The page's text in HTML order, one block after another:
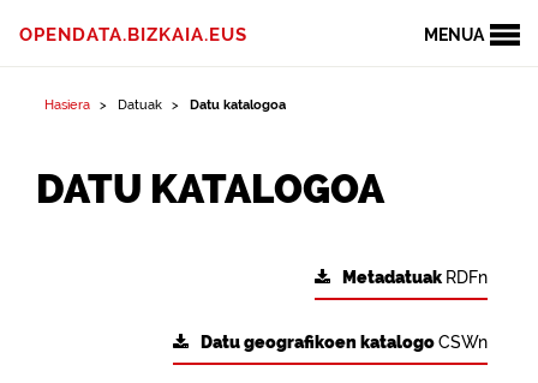
MENUA
OPENDATA.BIZKAIA.EUS
Hasiera Datuak Datu katalogoa
DATU KATALOGOA
Metadatuak RDFn
Datu geografikoen katalogoCSWn